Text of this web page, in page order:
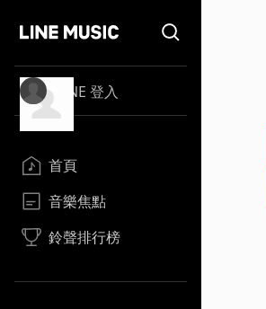
LINE 登入
首頁
音樂焦點
鈴聲排行榜